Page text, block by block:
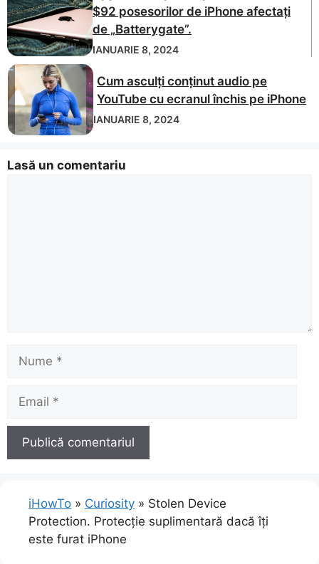
$92 posesorilor de iPhone afectați
de „Batterygate”.
IANUARIE 8, 2024
Cum asculți conținut audio pe
YouTube cu ecranul închis pe iPhone
IANUARIE 8, 2024
Lasă un comentariu
iHowTo » Curiosity » Stolen Device
Protection. Protecție suplimentară dacă îți
este furat iPhone